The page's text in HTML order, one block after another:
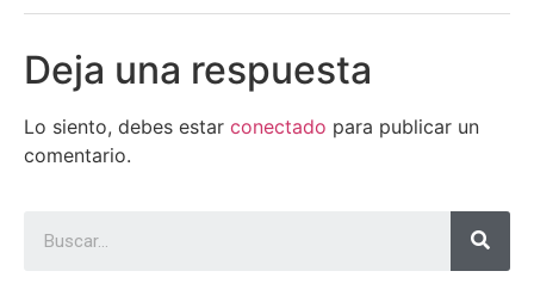
Deja una respuesta
Lo siento, debes estar conectado para publicar un
comentario.